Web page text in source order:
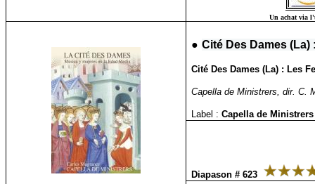
Un achat via
● Cité Des Dames
Cité Des Dames (La) : Les
Capella de Ministrers, dir. C.
Label : Capella de
Diapason # 623